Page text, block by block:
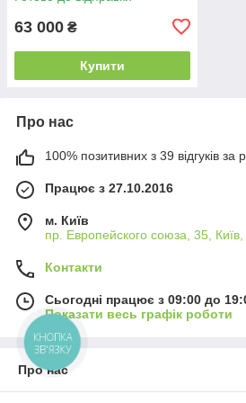
63 000 ₴
Купити
Про нас
100% позитивних з 39 відгуків за
Працює з 27.10.2016
м. Київ
пр. Европейского союза, 35, Київ,
Контакти
Сьогодні працює з 09:00 до
Показати весь графік роботи
Про нас
КНОПКА
ЗВ'ЯЗКУ